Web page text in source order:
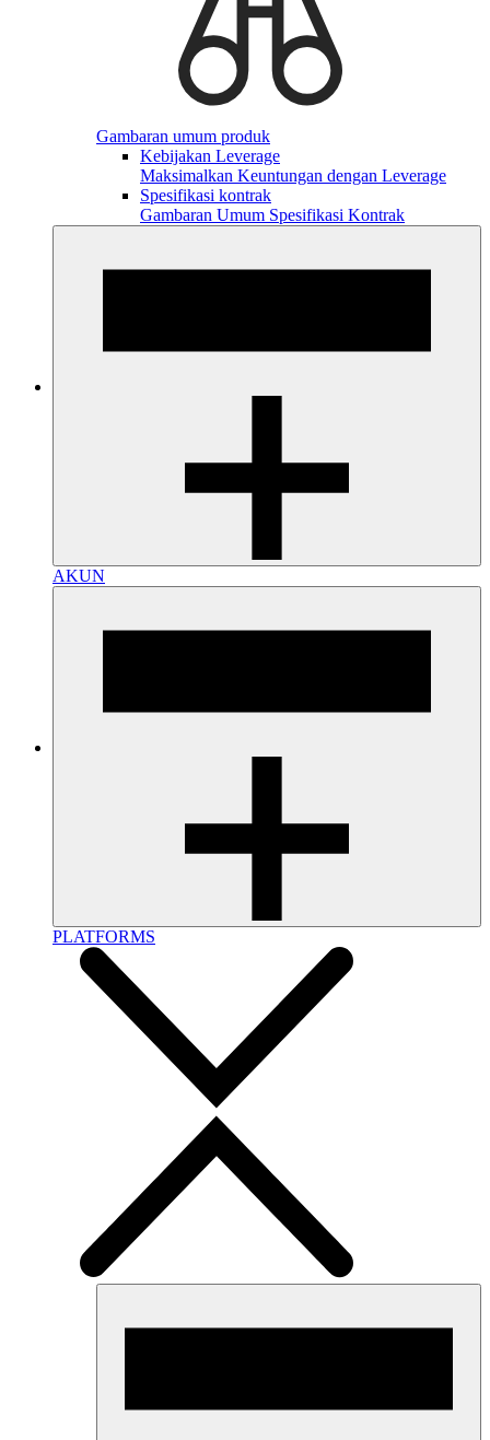
Gambaran umum produk
Kebijakan Leverage
Maksimalkan Keuntungan dengan Leverage
Spesifikasi kontrak
Gambaran Umum Spesifikasi Kontrak
AKUN
PLATFORMS